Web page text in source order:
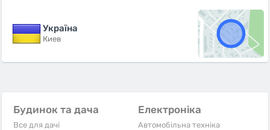
Україна
Киев
Будинок та дача
Все для дачі
Електроніка
Автомобільна техніка